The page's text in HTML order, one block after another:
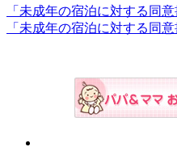
「未成年の宿泊に対する同
「未成年の宿泊に対する同